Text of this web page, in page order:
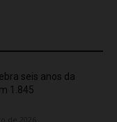
seis anos da
1.845